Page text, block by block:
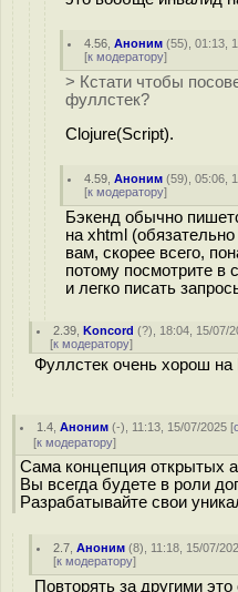
4.56 ,Аноним (55), 01:13,
[к модератору]
> Кстати чтобы
фуллстек?
Clojure(Script).
4.59 ,Аноним (59), 05:06,
[к модератору]
Бэкенд обычно
на xhtml
вам, скорее всего,
потому посмотрите в
и легко писать
2.39 ,Koncord (?), 18:04, 15/07/
[к модератору]
Фуллстек очень хорош на
1.4 ,Аноним (-), 11:13, 15/07/2025 [
[к модератору]
Сама концепция открытых
Вы всегда будете в роли
Разрабатывайте свои
2.7 ,Аноним (8), 11:18, 15/07/
[к модератору]
Повторять за другими